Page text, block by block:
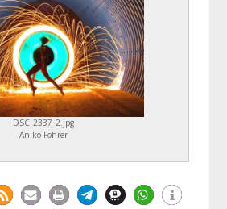
DSC_2337_2.jpg
Aniko Fohrer